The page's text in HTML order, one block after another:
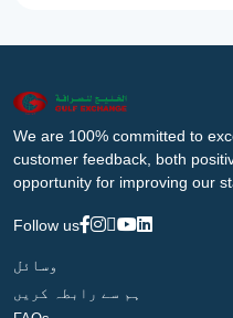
We are 100% committed to
customer feedback, both
opportunity for improving our
Follow us
وسائل
ہم سے رابطہ کریں